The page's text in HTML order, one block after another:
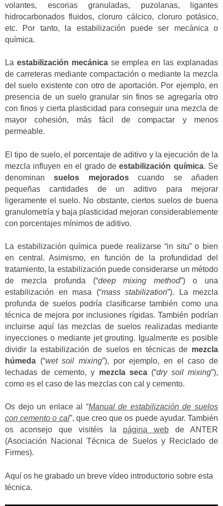
volantes, escorias granuladas, puzolanas, ligantes
hidrocarbonados fluidos, cloruro cálcico, cloruro potásico,
etc. Por tanto, la estabilización puede ser mecánica o
química.
La estabilización mecánicase emplea en las explanadas
de carreteras mediante compactación o mediante la mezcla
del suelo existente con otro de aportación. Por ejemplo, en
presencia de un suelo granular sin finos se agregaría otro
con finos y cierta plasticidad para conseguir una mezcla de
mayor cohesión, más fácil de compactar y menos
permeable.
El tipo de suelo, el porcentaje de aditivo y la ejecución de la
mezcla influyen en el grado deestabilización química. Se
denominansuelos mejoradoscuando se añaden
pequeñas cantidades de un aditivo para mejorar
ligeramente el suelo. No obstante, ciertos suelos de buena
granulometría y baja plasticidad mejoran considerablemente
con porcentajes mínimos de aditivo.
La estabilización química puede realizarse “in situ” o bien
en central. Asimismo, en función de la profundidad del
tratamiento, la estabilización puede considerarse un método
de mezcla profunda (“deep mixing method”) o una
estabilización en masa (“mass stabilization”). La mezcla
profunda de suelos podría clasificarse también como una
técnica de mejora por inclusiones rígidas. También podrían
incluirse aquí las mezclas de suelos realizadas mediante
inyecciones o mediante jet grouting. Igualmente es posible
dividir la estabilización de suelos en técnicas de mezcla
húmeda (“wet soil mixing”), por ejemplo, en el caso de
lechadas de cemento, y mezcla seca(“dry soil mixing”),
como es el caso de las mezclas con cal y cemento.
Os dejo un enlace al “Manual de estabilización de suelos
con cemento o cal”, que creo que os puede ayudar. También
os aconsejo que visitéis la página webde ANTER
(Asociación Nacional Técnica de Suelos y Reciclado de
Firmes).
Aquí os he grabado un breve vídeo introductorio sobre esta
técnica.